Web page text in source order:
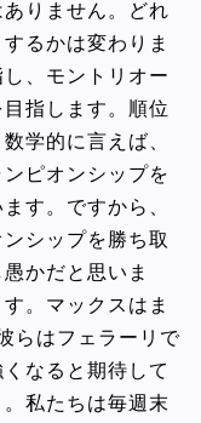
りません。どれ
るかは変わりま
、モントリオー
指します。順位
学的に言えば、
ピオンシップを
す。ですから、
シップを勝ち取
かだと思いま
。マックスはま
らはフェラーリで
なると期待して
私たちは毎週末